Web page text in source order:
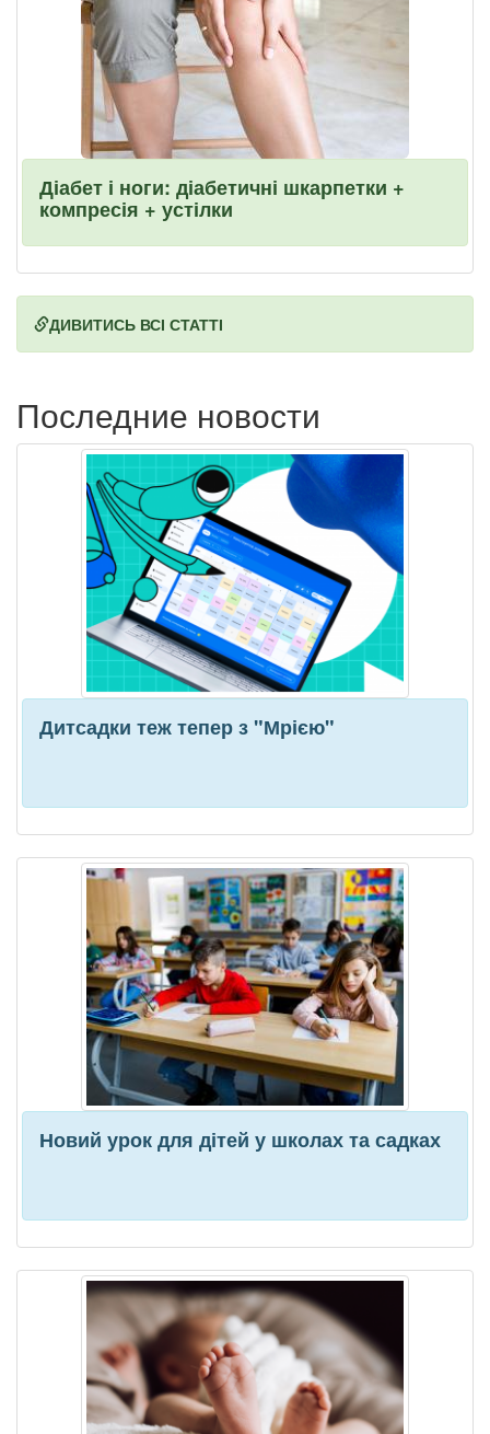
Діабет і ноги: діабетичні шкарпетки +
компресія + устілки
ДИВИТИСЬ ВСІ СТАТТІ
Последние новости
Дитсадки теж тепер з "Мрією"
Новий урок для дітей у школах та садках